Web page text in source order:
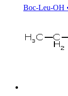
Boc-Leu-OH